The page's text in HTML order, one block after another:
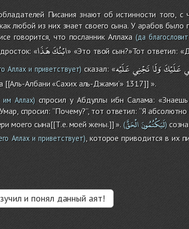
Писания знают об истинности того, с
любой из них знает своего сына. У арабов было
говорится, что посланник Аллаха (да
« ابْنُكَهَذَا
» «Это твой сын?»Тот ответил:
Аллах и приветствует) сказал: « عَلَيْكَوَلَاتَجْنِيعَلَيْه
[[Аль-Албани «Сахих аль-Джами’» 1317]] ».
Аллах)спросил у Абдуллы ибн Салама:
спросил: “Почему?”, тот ответил: “Я
моего сына[[Т.е. моей жены.]] ». ( لَيَكْتُمُونَالْحَقَّ )
Аллах и приветствует), которое приводится в их
и понял данный аят!